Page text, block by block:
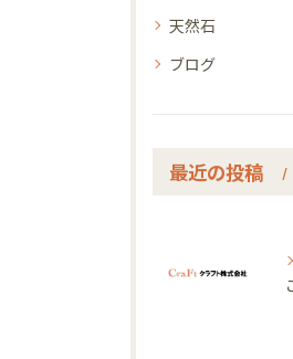
天然石
ブログ
最近の投稿